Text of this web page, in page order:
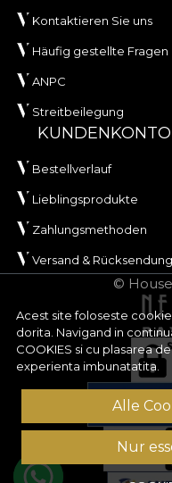
Acest site foloseste
dorita. Navigand in
COOKIES si cu plasarea
experienta imbunatatita.
Alle
Nur
Kontaktieren Sie uns
Häufig gestellte Fragen
ANPC
Streitbeilegung
KUNDENKONTO
Bestellverlauf
Lieblingsprodukte
Zahlungsmethoden
Versand & Rücksendung
©